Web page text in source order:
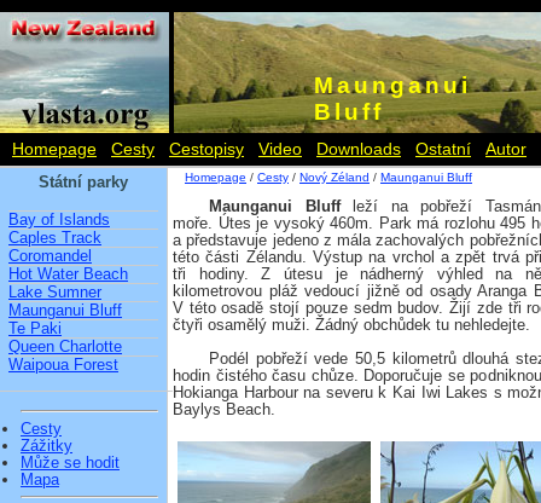
Maunganui
Bluff
Homepage Cesty Cestopisy Video Downloads Ostatní Autor
Státní parky
Bay of Islands
Caples Track
Coromandel
Hot Water Beach
Lake Sumner
Maunganui Bluff
Te Paki
Queen Charlotte
Waipoua Forest
Cesty
Zážitky
Může se hodit
Mapa
Homepage / Cesty / Nový Zéland / Maunganui Bluff
Maunganui Bluffleží na pobřeží
moře. Útes je vysoký 460m. Park má rozlohu 495
a představuje jedeno z mála zachovalých
této části Zélandu. Výstup na vrchol a zpět trvá
tři hodiny. Z útesu je nádherný výhled na
kilometrovou pláž vedoucí jižně od osady Aranga
V této osadě stojí pouze sedm budov. Žijí zde tři
čtyři osamělý muži. Žádný obchůdek tu nehledejte.
Podél pobřeží vede 50,5 kilometrů dlouhá
hodin čistého času chůze. Doporučuje se
Hokianga Harbour na severu k Kai Iwi Lakes s
Baylys Beach.